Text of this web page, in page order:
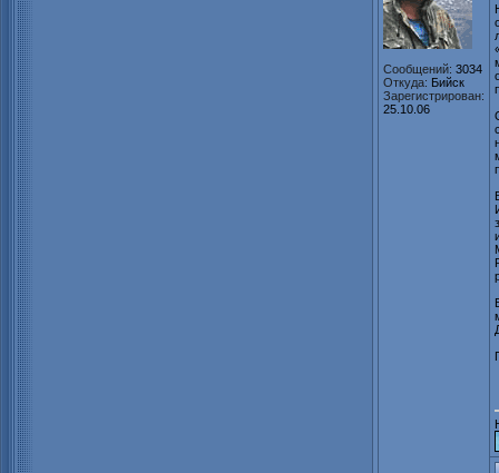
Сообщений: 3034
Откуда: Бийск
Зарегистрирован:
25.10.06